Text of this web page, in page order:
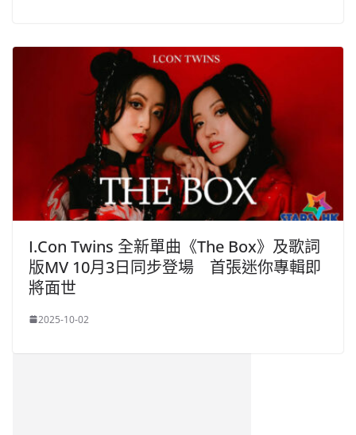
I.Con Twins 全新單曲《The Box》及歌詞
版MV 10月3日同步登場 首張迷你專輯即
將面世
2025-10-02